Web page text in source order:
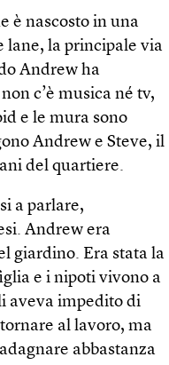
è nascosto in una
lane, la principale via
Andrew ha
c’è musica né tv,
e le mura sono
Andrew e Steve, il
del quartiere.
a parlare,
Andrew era
giardino. Era stata la
e i nipoti vivono a
aveva impedito di
al lavoro, ma
abbastanza